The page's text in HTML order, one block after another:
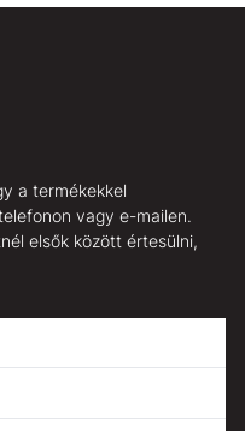
a termékekkel
vagy e-mailen.
elsők között értesülni,